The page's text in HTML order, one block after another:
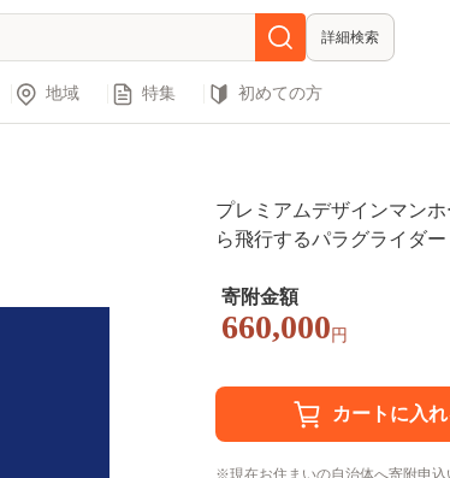
詳細検索
地域 特集 初めての方
プレミアムデザインマン
ら飛行するパラグライダ
寄附金額
660,000 円
現在お住まいの自治体へ寄附申